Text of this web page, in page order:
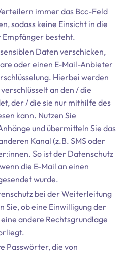
immer das Bcc-Feld
sodass keine Einsicht in die
Empfänger besteht.
Daten verschicken,
oder einen E-Mail-Anbieter
Hierbei werden
an den / die
der / die sie nur mithilfe des
kann. Nutzen Sie
und übermitteln Sie das
Kanal (z.B. SMS oder
So ist der Datenschutz
die E-Mail an einen
wurde.
bei der Weiterleitung
Sie, ob eine Einwilligung der
andere Rechtsgrundlage
Passwörter, die von